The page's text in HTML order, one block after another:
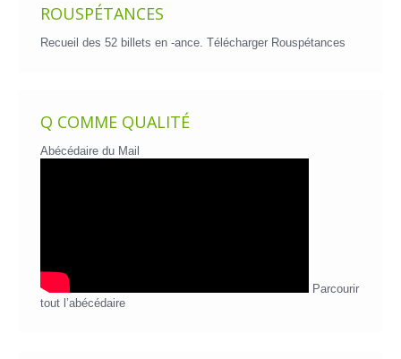
ROUSPÉTANCES
Recueil des 52 billets en -ance. Télécharger Rouspétances
Q COMME QUALITÉ
Abécédaire du Mail
Parcourir
tout l’abécédaire